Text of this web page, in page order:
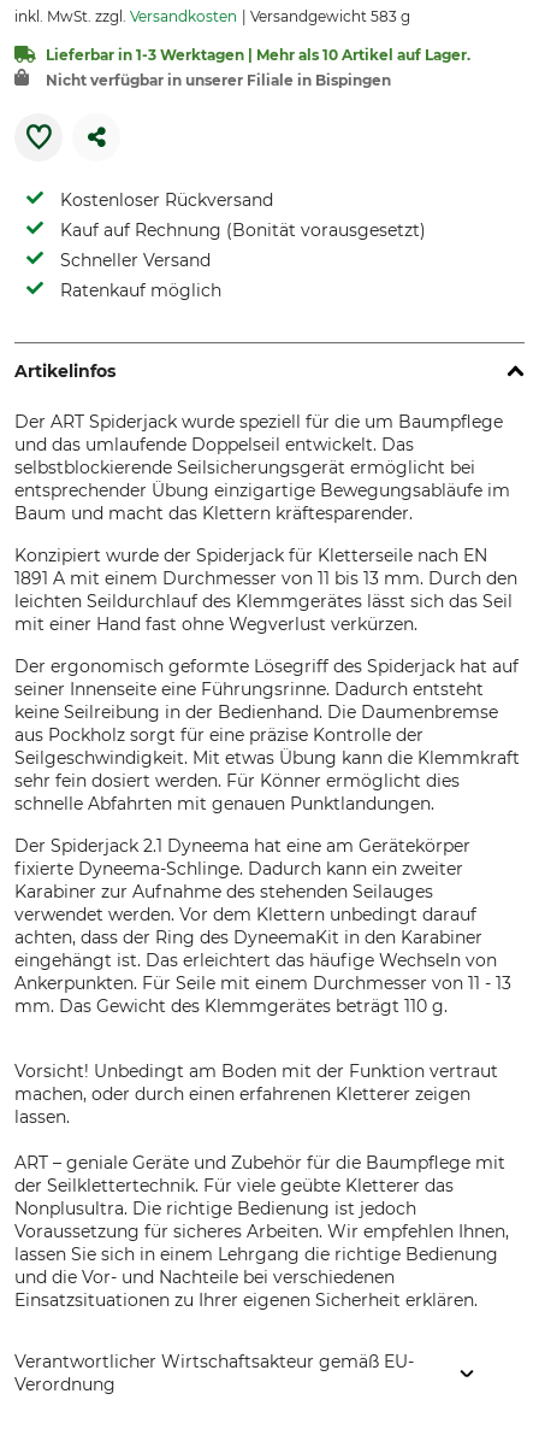
inkl. MwSt. zzgl. Versandkosten Versandgewicht 583 g
Lieferbar in 1-3 Werktagen | Mehr als 10 Artikel auf Lager.
Nicht verfügbar in unserer Filiale in Bispingen
Kostenloser Rückversand
Kauf auf Rechnung (Bonität vorausgesetzt)
Schneller Versand
Ratenkauf möglich
Artikelinfos
Der ART Spiderjack wurde speziell für die um Baumpflege
und das umlaufende Doppelseil entwickelt. Das
selbstblockierende Seilsicherungsgerät ermöglicht bei
entsprechender Übung einzigartige Bewegungsabläufe im
Baum und macht das Klettern kräftesparender.
Konzipiert wurde der Spiderjack für Kletterseile nach EN
1891 A mit einem Durchmesser von 11 bis 13 mm. Durch den
leichten Seildurchlauf des Klemmgerätes lässt sich das Seil
mit einer Hand fast ohne Wegverlust verkürzen.
Der ergonomisch geformte Lösegriff des Spiderjack hat auf
seiner Innenseite eine Führungsrinne. Dadurch entsteht
keine Seilreibung in der Bedienhand. Die Daumenbremse
aus Pockholz sorgt für eine präzise Kontrolle der
Seilgeschwindigkeit. Mit etwas Übung kann die Klemmkraft
sehr fein dosiert werden. Für Könner ermöglicht dies
schnelle Abfahrten mit genauen Punktlandungen.
Der Spiderjack 2.1 Dyneema hat eine am Gerätekörper
fixierte Dyneema-Schlinge. Dadurch kann ein zweiter
Karabiner zur Aufnahme des stehenden Seilauges
verwendet werden. Vor dem Klettern unbedingt darauf
achten, dass der Ring des DyneemaKit in den Karabiner
eingehängt ist. Das erleichtert das häufige Wechseln von
Ankerpunkten. Für Seile mit einem Durchmesser von 11 - 13
mm. Das Gewicht des Klemmgerätes beträgt 110 g.
Vorsicht! Unbedingt am Boden mit der Funktion vertraut
machen, oder durch einen erfahrenen Kletterer zeigen
lassen.
ART – geniale Geräte und Zubehör für die Baumpflege mit
der Seilklettertechnik. Für viele geübte Kletterer das
Nonplusultra. Die richtige Bedienung ist jedoch
Voraussetzung für sicheres Arbeiten. Wir empfehlen Ihnen,
lassen Sie sich in einem Lehrgang die richtige Bedienung
und die Vor- und Nachteile bei verschiedenen
Einsatzsituationen zu Ihrer eigenen Sicherheit erklären.
Verantwortlicher Wirtschaftsakteur gemäß EU-
Verordnung